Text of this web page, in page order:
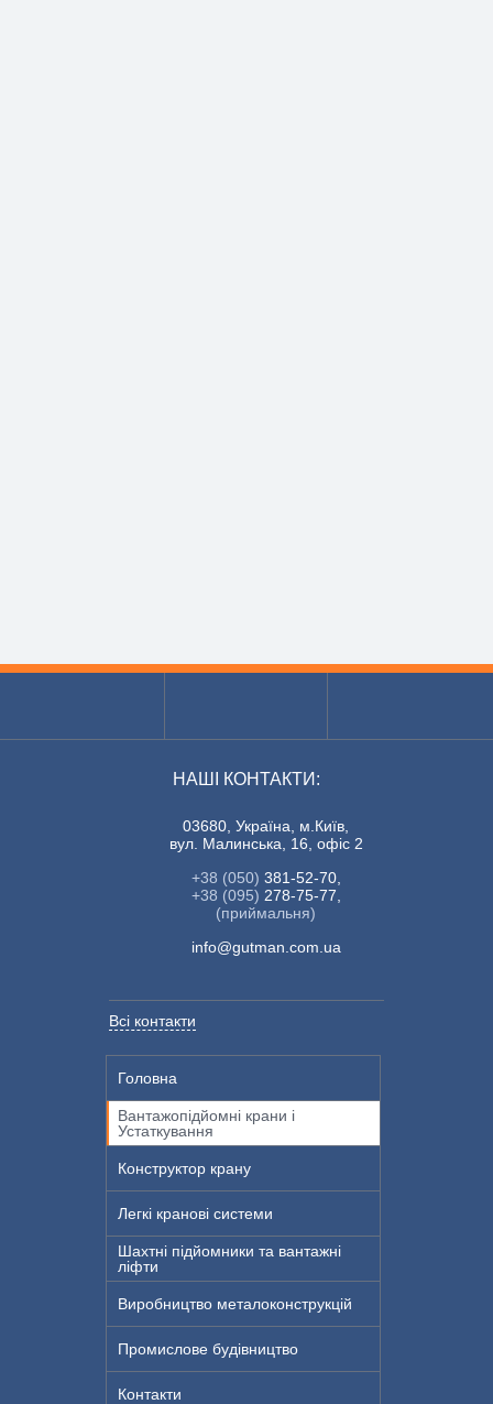
НАШІ КОНТАКТИ:
03680, Україна, м.Київ,
вул. Малинська, 16, офіс 2
+38 (050) 381-52-70,
+38 (095) 278-75-77,
(приймальня)
info@gutman.com.ua
Всі контакти
Головна
Вантажопідйомні крани і
Устаткування
Конструктор крану
Легкі кранові системи
Шахтні підйомники та вантажні
ліфти
Виробництво металоконструкцій
Промислове будівництво
Контакти